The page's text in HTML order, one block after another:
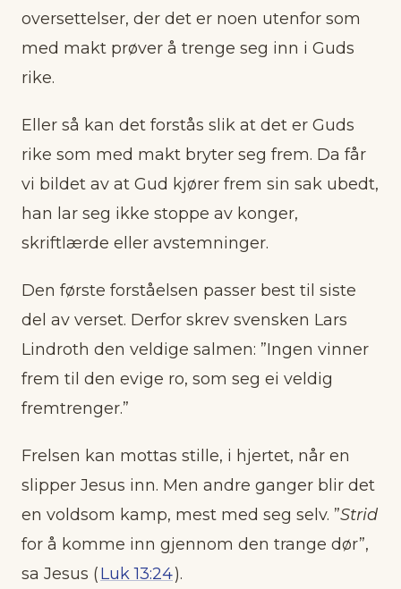
oversettelser, der det er noen utenfor som
med makt prøver å trenge seg inn i Guds
rike.
Eller så kan det forstås slik at det er Guds
rike som med makt bryter seg frem. Da får
vi bildet av at Gud kjører frem sin sak ubedt,
han lar seg ikke stoppe av konger,
skriftlærde eller avstemninger.
Den første forståelsen passer best til siste
del av verset. Derfor skrev svensken Lars
Lindroth den veldige salmen: ”Ingen vinner
frem til den evige ro, som seg ei veldig
fremtrenger.”
Frelsen kan mottas stille, i hjertet, når en
slipper Jesus inn. Men andre ganger blir det
en voldsom kamp, mest med seg selv. ”Strid
for å komme inn gjennom den trange dør”,
sa Jesus (Luk 13:24).